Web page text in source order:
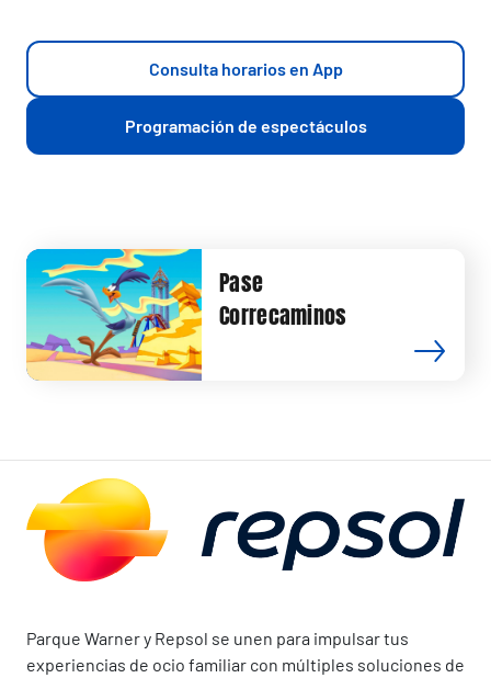
Consulta horarios en App
Programación de espectáculos
Pase
Correcaminos
Parque Warner y Repsol se unen para impulsar tus
experiencias de ocio familiar con múltiples soluciones de